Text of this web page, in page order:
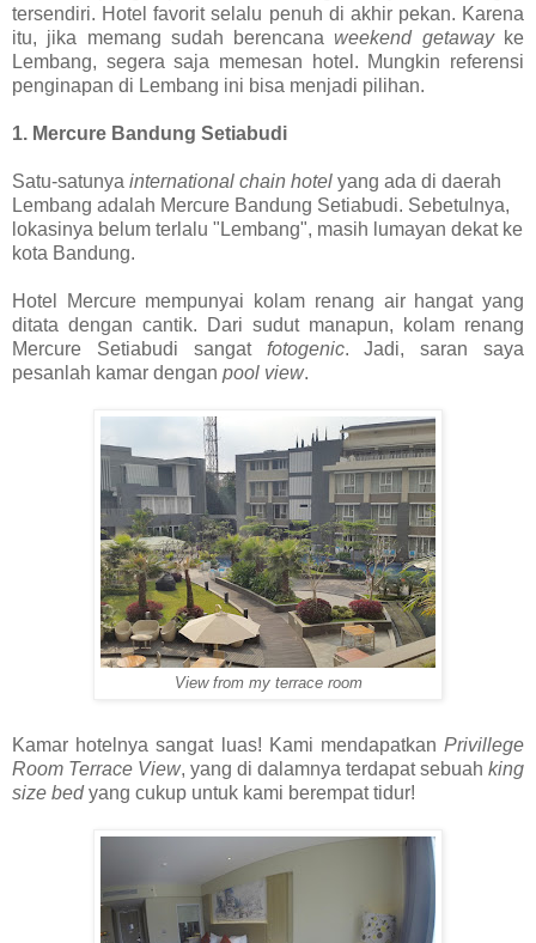
tersendiri. Hotel favorit selalu penuh di akhir pekan. Karena
itu, jika memang sudah berencanaweekend getaway ke
Lembang, segera saja memesan hotel. Mungkin referensi
penginapan di Lembang ini bisa menjadi pilihan.
1. Mercure Bandung Setiabudi
Satu-satunya international chain hotel yang ada di daerah
Lembang adalah Mercure Bandung Setiabudi. Sebetulnya,
lokasinya belum terlalu "Lembang", masih lumayan dekat ke
kota Bandung.
Hotel Mercure mempunyai kolam renang air hangat yang
ditata dengan cantik. Dari sudut manapun, kolam renang
Mercure Setiabudi sangatfotogenic. Jadi, saran saya
pesanlah kamar dengan pool view.
View from my terrace room
Kamar hotelnya sangat luas! Kami mendapatkan Privillege
Room Terrace View, yang di dalamnya terdapat sebuah king
size bedyang cukup untuk kami berempat tidur!